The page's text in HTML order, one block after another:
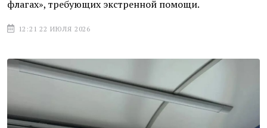
флагах», требующих экстренной помощи.
12:21 22 ИЮЛЯ 2026